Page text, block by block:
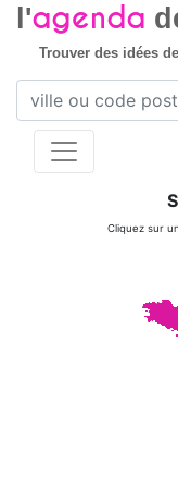
l'agenda
Trouver des idées
Cliquez sur